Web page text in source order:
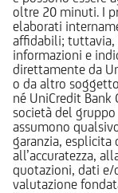
oltre 20 minuti. I
elaborati
affidabili; tuttavia,
informazioni e
direttamente da
o da altro
né UniCredit Bank
società del
assumono
garanzia, esplicita
all’accuratezza,
quotazioni, dati e/
valutazione